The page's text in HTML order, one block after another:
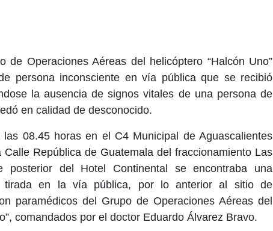
de Operaciones Aéreas del helicóptero “Halcón Uno”
persona inconsciente en vía pública que se recibió
la ausencia de signos vitales de una persona de
en calidad de desconocido.
08.45 horas en el C4 Municipal de Aguascalientes
Calle República de Guatemala del fraccionamiento Las
posterior del Hotel Continental se encontraba una
tirada en la vía pública, por lo anterior al sitio de
paramédicos del Grupo de Operaciones Aéreas del
comandados por el doctor Eduardo Álvarez Bravo.